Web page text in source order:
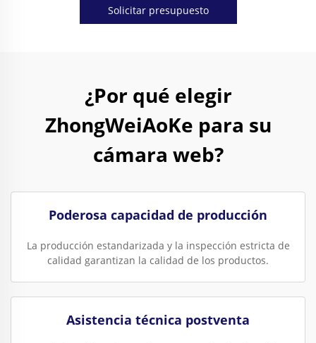
Solicitar presupuesto
¿Por qué elegir
ZhongWeiAoKe para su
cámara web?
Poderosa capacidad de producción
La producción estandarizada y la inspección estricta de
calidad garantizan la calidad de los productos.
Asistencia técnica postventa